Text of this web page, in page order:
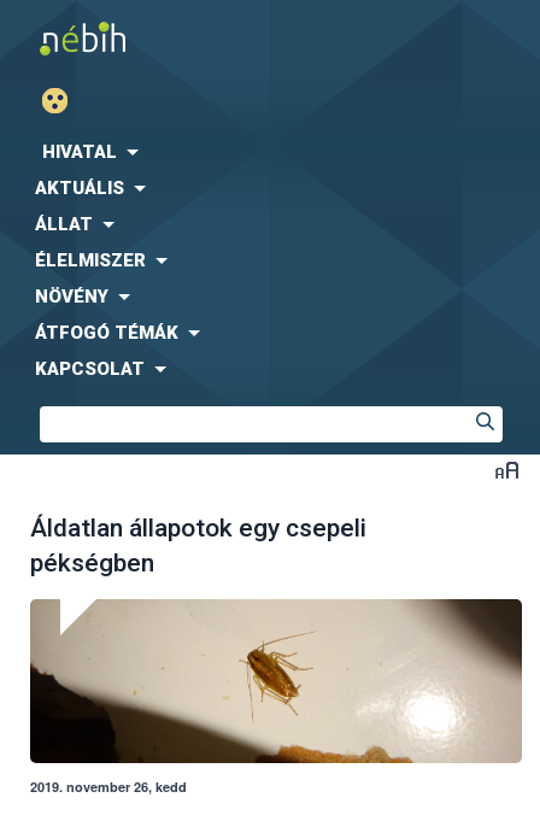
HIVATAL
AKTUÁLIS
ÁLLAT
ÉLELMISZER
NÖVÉNY
ÁTFOGÓ TÉMÁK
KAPCSOLAT
Áldatlan állapotok egy csepeli
pékségben
2019. november 26, kedd